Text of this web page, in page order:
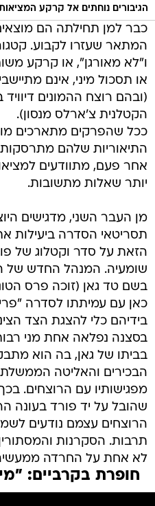
הגיבורים נוחתים אל קרקע
כבר למן תחילתה הם
המתאר שעזרו לקבוע.
ו"לא מאורגן", או קרקע
או תסכול מיני, אינם
(ובהם רוצח ההמונים
הקטלנית צ'ארלס מנסון).
ככל שהפרקים מתארכים
התיאוריות שלהם
אחר פעם, מתוודעים
יותר שאלות מתשובות.
מן העבר השני, מדגישים
תסריטאי הסדרה ביעילות
הזאת על סדר וקטלוג של
שומעיה. המנהל החדש של
בשם טד גאן (זוכה פרס
כאן עם עמיתתו לסדרה
בידיהם כלי להצגת הצד
בסצנה נפלאה אחת מני
בביתו של גאן, בה הוא
הבכירים והאליטה
מפגישותיו עם הרוצחים.
שהובל על יד פורד בעונה
הרוצחים עצמם נודעים
תרבות. הסקרנות
לא אחת על החרדה
חופרת בקרביים: